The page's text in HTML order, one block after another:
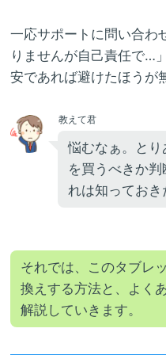
一応サポートに問い合わ
りませんが自己責任で…
安であれば避けたほうが
教えて君
悩むなぁ。とり
を買うべきか
れは知っておき
それでは、このタブレ
換えする方法と、よく
解説していきます。